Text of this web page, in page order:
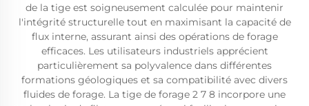
de la tige est soigneusement calculée pour maintenir
l'intégrité structurelle tout en maximisant la capacité de
flux interne, assurant ainsi des opérations de forage
efficaces. Les utilisateurs industriels apprécient
particulièrement sa polyvalence dans différentes
formations géologiques et sa compatibilité avec divers
fluides de forage. La tige de forage 2 7 8 incorpore une